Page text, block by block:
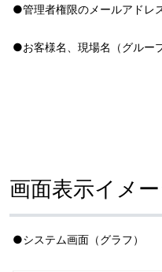
●管理者権限のメールアドレ
●お客様名、現場名（グルー
画面表示イメ
●システム画面（グラフ）